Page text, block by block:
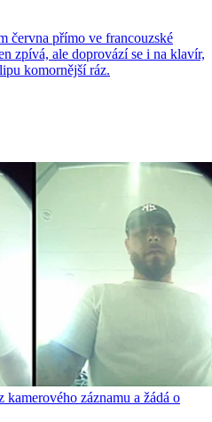
června přímo ve francouzské
zpívá, ale doprovází se i na klavír,
komornější ráz.
kamerového záznamu a žádá o